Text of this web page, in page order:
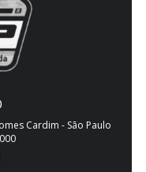
Cardim - São Paulo